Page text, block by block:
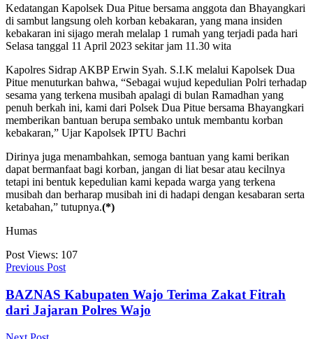
Kedatangan Kapolsek Dua Pitue bersama anggota dan Bhayangkari
di sambut langsung oleh korban kebakaran, yang mana insiden
kebakaran ini sijago merah melalap 1 rumah yang terjadi pada hari
Selasa tanggal 11 April 2023 sekitar jam 11.30 wita
Kapolres Sidrap AKBP Erwin Syah. S.I.K melalui Kapolsek Dua
Pitue menuturkan bahwa, “Sebagai wujud kepedulian Polri terhadap
sesama yang terkena musibah apalagi di bulan Ramadhan yang
penuh berkah ini, kami dari Polsek Dua Pitue bersama Bhayangkari
memberikan bantuan berupa sembako untuk membantu korban
kebakaran,” Ujar Kapolsek IPTU Bachri
Dirinya juga menambahkan, semoga bantuan yang kami berikan
dapat bermanfaat bagi korban, jangan di liat besar atau kecilnya
tetapi ini bentuk kepedulian kami kepada warga yang terkena
musibah dan berharap musibah ini di hadapi dengan kesabaran serta
ketabahan,” tutupnya.(*)
Humas
Post Views: 107
Previous Post
BAZNAS Kabupaten Wajo Terima Zakat Fitrah
dari Jajaran Polres Wajo